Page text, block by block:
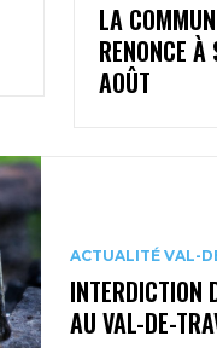
LA
RENONCE À
AOÛT
ACTUALITÉ VAL-
INTERDICTION
AU VAL-DE-